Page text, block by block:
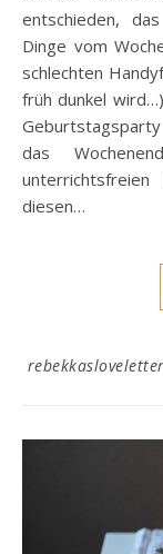
entschieden,
Dinge vom
schlechten
früh dunkel
das
diesen…
rebekkasloveletter